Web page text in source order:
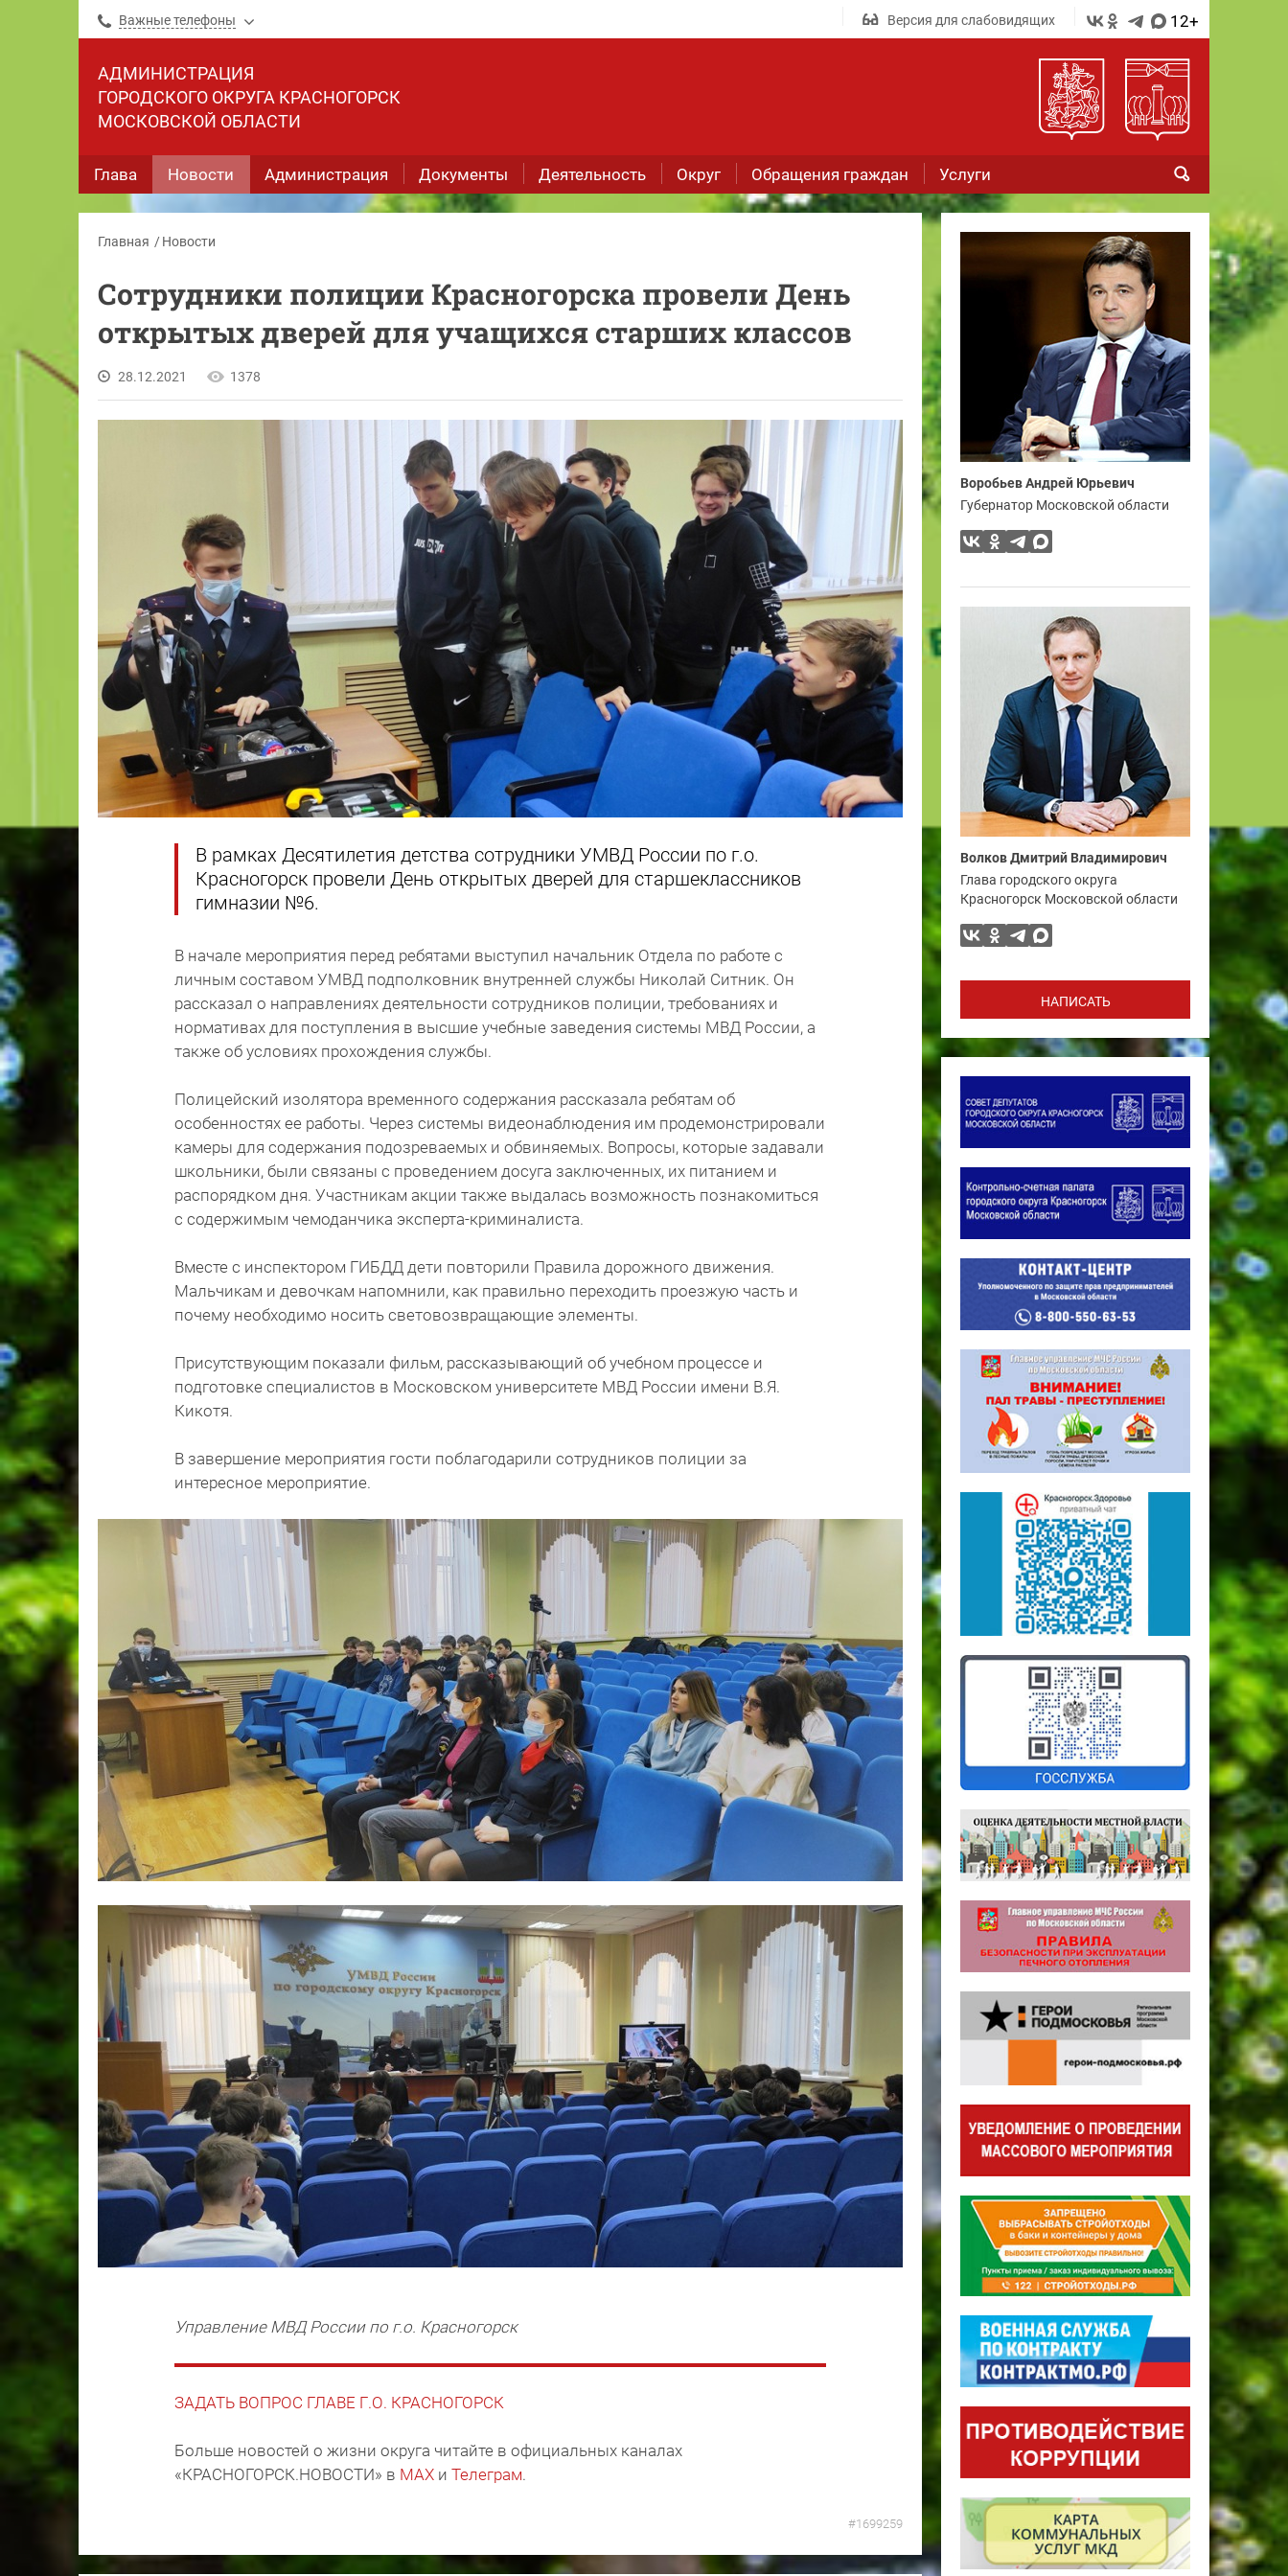
Важные телефоны Версия для слабовидящих 12+
АДМИНИСТРАЦИЯ
ГОРОДСКОГО ОКРУГА КРАСНОГОРСК
МОСКОВСКОЙ ОБЛАСТИ
Глава Новости Администрация Документы Деятельность Округ Обращения граждан Услуги
Главная Новости
Сотрудники полиции Красногорска провели День
открытых дверей для учащихся старших классов
28.12.2021 1378
В рамках Десятилетия детства сотрудники УМВД России по г.о.
Красногорск провели День открытых дверей для старшеклассников
гимназии №6.
В начале мероприятия перед ребятами выступил начальник Отдела по работе с
личным составом УМВД подполковник внутренней службы Николай Ситник. Он
рассказал о направлениях деятельности сотрудников полиции, требованиях и
нормативах для поступления в высшие учебные заведения системы МВД России, а
также об условиях прохождения службы.
Полицейский изолятора временного содержания рассказала ребятам об
особенностях ее работы. Через системы видеонаблюдения им продемонстрировали
камеры для содержания подозреваемых и обвиняемых. Вопросы, которые задавали
школьники, были связаны с проведением досуга заключенных, их питанием и
распорядком дня. Участникам акции также выдалась возможность познакомиться
с содержимым чемоданчика эксперта-криминалиста.
Вместе с инспектором ГИБДД дети повторили Правила дорожного движения.
Мальчикам и девочкам напомнили, как правильно переходить проезжую часть и
почему необходимо носить световозвращающие элементы.
Присутствующим показали фильм, рассказывающий об учебном процессе и
подготовке специалистов в Московском университете МВД России имени В.Я.
Кикотя.
В завершение мероприятия гости поблагодарили сотрудников полиции за
интересное мероприятие.
Управление МВД России по г.о. Красногорск
ЗАДАТЬ ВОПРОС ГЛАВЕ Г.О. КРАСНОГОРСК
Больше новостей о жизни округа читайте в официальных каналах
«КРАСНОГОРСК.НОВОСТИ» в MAX и Телеграм.
#1699259
Воробьев Андрей Юрьевич
Губернатор Московской области
Волков Дмитрий Владимирович
Глава городского округа
Красногорск Московской области
НАПИСАТЬ